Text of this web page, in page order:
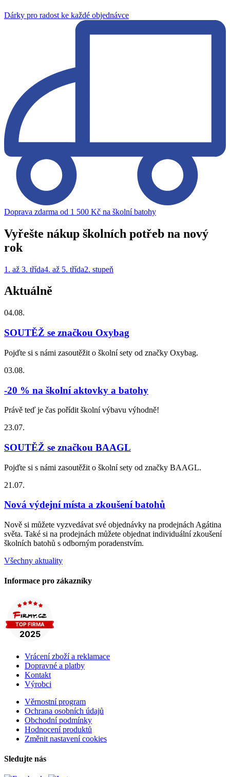
Dárky pro radost ke každé objednávce
Doprava zdarma od 1 500 Kč na školní batohy
Vyřešte nákup školních potřeb na nový
rok
1. až 3. třída4. až 5. třída2. stupeň
Aktuálně
04.08.
SOUTĚŽ se značkou Oxybag
Pojďte si s námi zasoutěžit o školní sety od značky Oxybag.
03.08.
-20 % na školní aktovky a batohy
Právě teď je čas pořídit školní výbavu výhodně!
23.07.
SOUTĚŽ se značkou BAAGL
Pojďte si s námi zasoutěžit o školní sety od značky BAAGL.
21.07.
Nová výdejní místa a zkoušení batohů
Nově si můžete vyzvedávat své objednávky na prodejnách Agátina
světa. Také si na prodejnách můžete objednat individuální zkoušení
školních batohů s odborným poradenstvím.
Všechny aktuality
Informace pro zákazníky
Vrácení zboží a reklamace
Dopravné a platby
Kontakt
Výrobci
Věrnostní program
Ochrana osobních údajů
Obchodní podmínky
Hodnocení produktů
Změnit nastavení cookies
Sledujte nás